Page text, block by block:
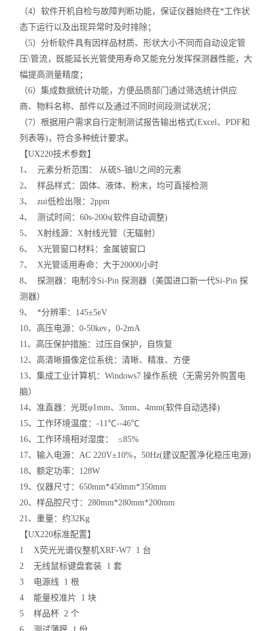
（4）软件开机自检与故障判断功能，保证仪器始终在*工作状
态下运行以及出现异常时及时排除；
（5）分析软件具有因样品材质、形状大小不同而自动设定管
压\管流，既能延长光管使用寿命又能充分发挥探测器性能，大
幅提高测量精度；
（6）集成数据统计功能，方便品质部门通过筛选统计供应
商、物料名称、部件以及通过不同时间段测试状况；
（7）根据用户需求自行定制测试报告输出格式(Excel、PDF和
列表等)，符合多种统计要求。
【UX220技术参数】
1、 元素分析范围： 从硫S-铀U之间的元素
2、 样品样式：固体、液体、粉末，均可直接检测
3、 zui低检出限：2ppm
4、 测试时间：60s-200s(软件自动调整)
5、 X射线源：X射线光管（无辐射）
6、 X光管窗口材料：金属铍窗口
7、 X光管适用寿命：大于20000小时
8、 探测器：电制冷Si-Pin 探测器（美国进口新一代Si-Pin 探
测器）
9、 *分辨率：145±5eV
10、高压电源：0-50kev，0-2mA
11、高压保护措施：过压自保护，自恢复
12、高清晰摄像定位系统：清晰、精准、方便
13、集成工业计算机：Windows7 操作系统（无需另外购置电
脑）
14、准直器：光斑φ1mm、3mm、4mm(软件自动选择)
15、工作环境温度：-11℃--46℃
16、工作环境相对湿度： ≤85%
17、输入电源：AC 220V±10%，50Hz(建议配置净化稳压电源)
18、额定功率：128W
19、仪器尺寸：650mm*450mm*350mm
20、样品腔尺寸：280mm*280mm*200mm
21、重量：约32Kg
【UX220标准配置】
1 X荧光光谱仪整机XRF-W7 1 台
2 无线鼠标键盘套装 1 套
3 电源线 1 根
4 能量校准片 1 块
5 样品杯 2 个